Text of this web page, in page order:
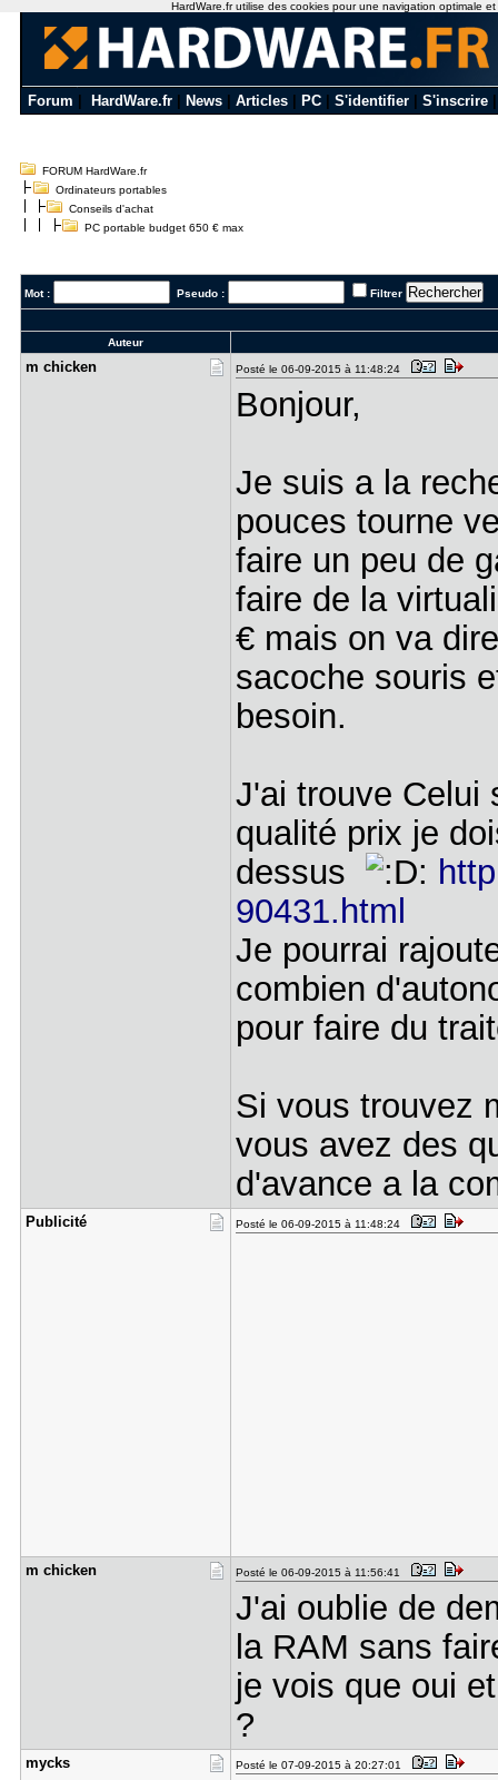
Forum HardWare.fr News Articles PC S'identifier S'inscrire
FORUM HardWare.fr
Ordinateurs portables
Conseils d'achat
PC portable budget 650 € max
Mot : Pseudo : Filtrer
Auteur
m chicken Posté le 06-09-2015 à 11:48:24
Bonjour,
Je suis a la
pouces tourne
faire un peu de
faire de la
€ mais on va
sacoche souris
besoin.
J'ai trouve Celui
qualité prix je
dessus
90431.html
Je pourrai
combien
pour faire du
Si vous trouvez
vous avez des
d'avance a la
Publicité Posté le 06-09-2015 à 11:48:24
m chicken Posté le 06-09-2015 à 11:56:41
J'ai oublie de
la RAM sans
je vois que oui
?
mycks Posté le 07-09-2015 à 20:27:01
HardWare.fr utilise des cookies pour une navigation optimale